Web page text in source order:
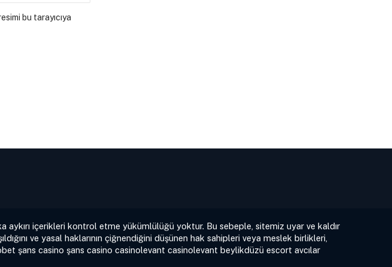
bu tarayıcıya
içerikleri kontrol etme yükümlülüğü yoktur. Bu sebeple, sitemiz uyar ve kaldır
ve yasal haklarının çiğnendiğini düşünen hak sahipleri veya meslek birlikleri,
şans casino şans casino casinolevant casinolevant beylikdüzü escort avcılar